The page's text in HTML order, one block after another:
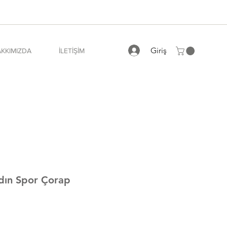
Giriş
İLETİŞİM
Spor Çorap